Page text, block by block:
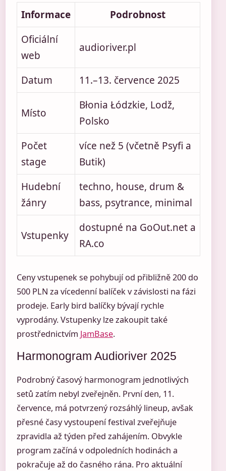
Informace
Podrobnost
Oficiální
web
audioriver.pl
Datum 11.–13. července 2025
Místo
Błonia Łódzkie, Lodž,
Polsko
Počet
stage
více než 5 (včetně Psyfi a
Butik)
Hudební
žánry
techno, house, drum &
bass, psytrance, minimal
Vstupenky
dostupné na GoOut.net a
RA.co
Ceny vstupenek se pohybují od přibližně 200 do
500 PLN za vícedenní balíček v závislosti na fázi
prodeje. Early bird balíčky bývají rychle
vyprodány. Vstupenky lze zakoupit také
prostřednictvím JamBase.
Harmonogram Audioriver 2025
Podrobný časový harmonogram jednotlivých
setů zatím nebyl zveřejněn. První den, 11.
července, má potvrzený rozsáhlý lineup, avšak
přesné časy vystoupení festival zveřejňuje
zpravidla až týden před zahájením. Obvykle
program začíná v odpoledních hodinách a
pokračuje až do časného rána. Pro aktuální